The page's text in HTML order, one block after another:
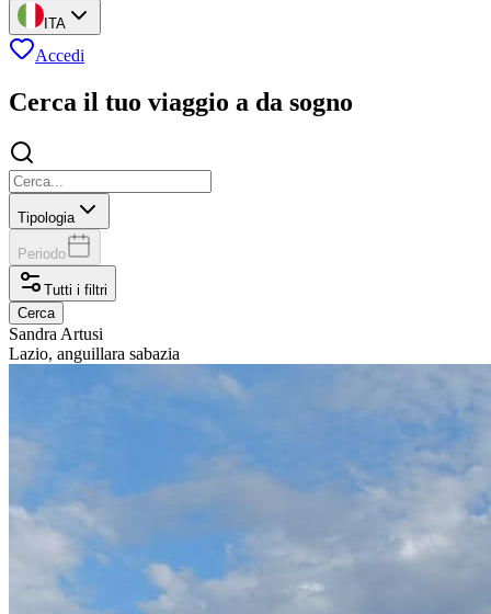
ITA
Accedi
Cerca il tuo viaggio a da sogno
Tipologia
Periodo
Tutti i filtri
Cerca
Sandra Artusi
Lazio, anguillara sabazia